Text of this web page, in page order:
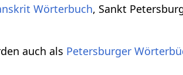
Wörterbuch, Sankt
auch als Petersburger